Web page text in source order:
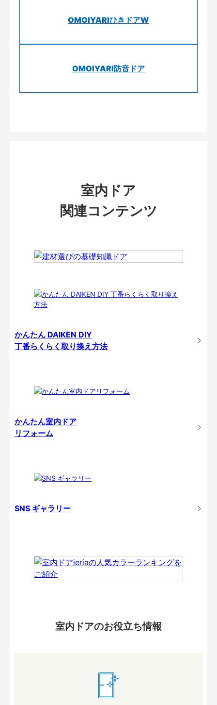
OMOIYARIひきドアW
OMOIYARI防音ドア
室内ドア
関連コンテンツ
かんたん DAIKEN DIY
丁番らくらく取り換え方法
かんたん室内ドア
リフォーム
SNS ギャラリー
室内ドアのお役立ち情報